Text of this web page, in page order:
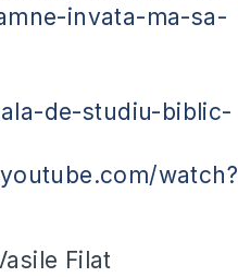
invata-ma-sa-
de-studiu-biblic-
watch?
Filat